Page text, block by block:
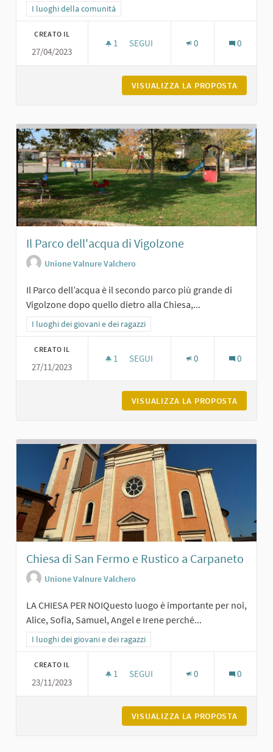
Filtra i risultati per categoria: I luoghi della comunità
I luoghi della comunità
CREATO IL
27/04/2023
1 1 SOSTENITORI
SEGUI 0 0
VISUALIZZA LA PROPOSTA
Il Parco dell'acqua di Vigolzone
Unione Valnure Valchero
Il Parco dell’acqua è il secondo parco più grande di
Vigolzone dopo quello dietro alla Chiesa,...
Filtra i risultati per categoria: I luoghi dei giovani e dei ragazzi
I luoghi dei giovani e dei ragazzi
CREATO IL
27/11/2023
1 1 SOSTENITORI
SEGUI 0 0
VISUALIZZA LA PROPOSTA
Chiesa di San Fermo e Rustico a Carpaneto
Unione Valnure Valchero
LA CHIESA PER NOIQuesto luogo è importante per noi,
Alice, Sofia, Samuel, Angel e Irene perché...
Filtra i risultati per categoria: I luoghi dei giovani e dei ragazzi
I luoghi dei giovani e dei ragazzi
CREATO IL
23/11/2023
1 1 SOSTENITORI
SEGUI 0 0
VISUALIZZA LA PROPOSTA